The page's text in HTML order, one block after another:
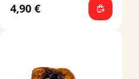
4,90 €